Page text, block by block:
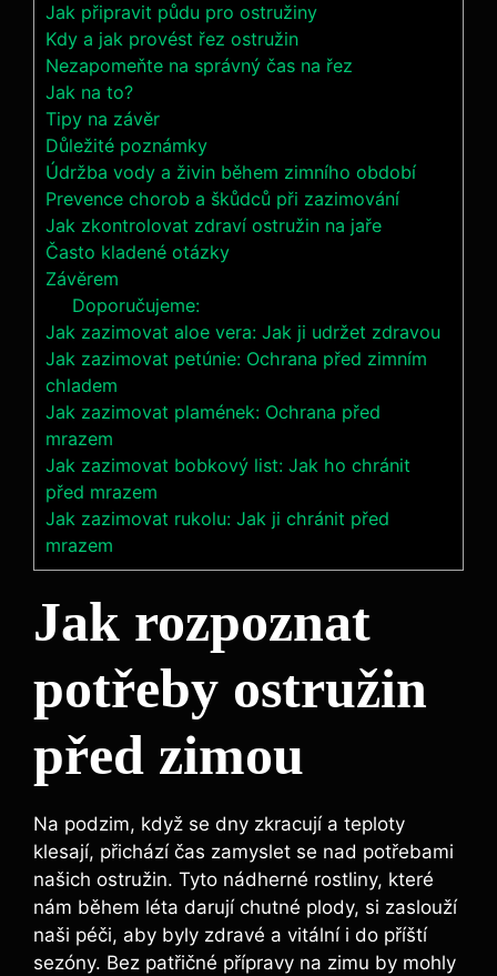
Jak připravit půdu pro ostružiny
Kdy a jak provést řez ostružin
Nezapomeňte na správný čas na řez
Jak na to?
Tipy na závěr
Důležité poznámky
Údržba vody a živin během zimního období
Prevence chorob a škůdců při zazimování
Jak zkontrolovat zdraví ostružin na jaře
Často kladené otázky
Závěrem
Doporučujeme:
Jak zazimovat aloe vera: Jak ji udržet zdravou
Jak zazimovat petúnie: Ochrana před zimním
chladem
Jak zazimovat plamének: Ochrana před
mrazem
Jak zazimovat bobkový list: Jak ho chránit
před mrazem
Jak zazimovat rukolu: Jak ji chránit před
mrazem
Jak rozpoznat
potřeby ostružin
před zimou
Na podzim, když se dny zkracují a teploty
klesají, přichází čas zamyslet se nad potřebami
našich ostružin. Tyto nádherné rostliny, které
nám během léta darují chutné plody, si zaslouží
naši péči, aby byly zdravé a vitální i do příští
sezóny. Bez patřičné přípravy na zimu by mohly